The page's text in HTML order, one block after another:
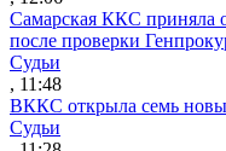
Самарская ККС приняла
после проверки
Судьи
, 11:48
ВККС открыла семь
Судьи